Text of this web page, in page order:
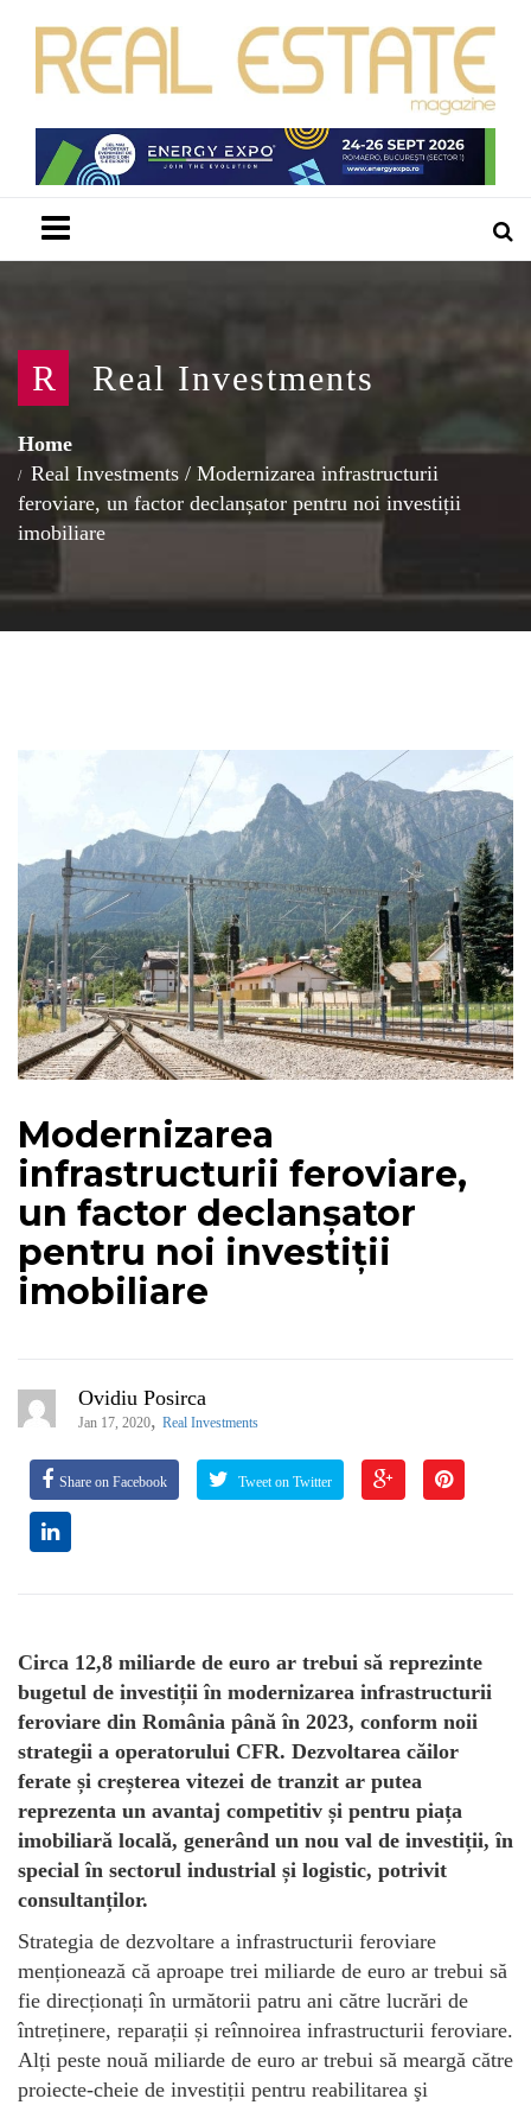
R Real Investments
Home
Real Investments / Modernizarea infrastructurii
feroviare, un factor declanșator pentru noi investiții
imobiliare
Modernizarea
infrastructurii feroviare,
un factor declanșator
pentru noi investiții
imobiliare
Ovidiu Posirca
Jan 17, 2020, Real Investments
Share on Facebook Tweet on Twitter
Circa 12,8 miliarde de euro ar trebui să reprezinte
bugetul de investiții în modernizarea infrastructurii
feroviare din România până în 2023, conform noii
strategii a operatorului CFR. Dezvoltarea căilor
ferate și creșterea vitezei de tranzit ar putea
reprezenta un avantaj competitiv și pentru piața
imobiliară locală, generând un nou val de investiții, în
special în sectorul industrial și logistic, potrivit
consultanților.
Strategia de dezvoltare a infrastructurii feroviare
menționează că aproape trei miliarde de euro ar trebui să
fie direcționați în următorii patru ani către lucrări de
întreținere, reparații și reînnoirea infrastructurii feroviare.
Alți peste nouă miliarde de euro ar trebui să meargă către
proiecte-cheie de investiții pentru reabilitarea şi